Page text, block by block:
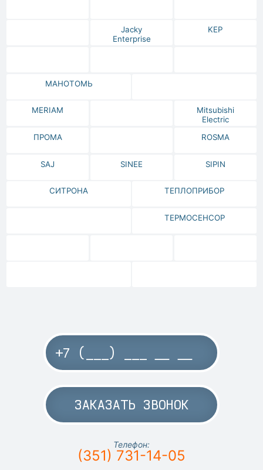
Jacky
Enterprise
KEP
МАНОТОМЬ
MERIAM
Mitsubishi
Electric
ПРОМА
ROSMA
SAJ SINEE SIPIN
СИТРОНА ТЕПЛОПРИБОР
ТЕРМОСЕНСОР
ЗАКАЗАТЬ ЗВОНОК
Телефон:
(351) 731-14-05